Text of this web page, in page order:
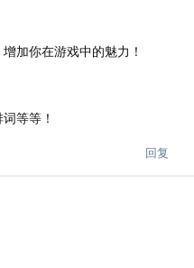
加你在游戏中的魅力！
等等！
回复